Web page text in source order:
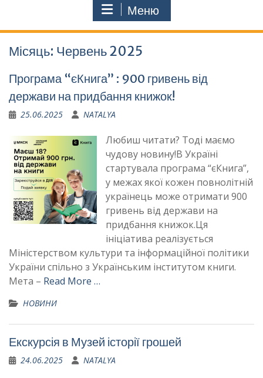
Меню
Місяць: Червень 2025
Програма “єКнига” : 900 гривень від
держави на придбання книжок!
25.06.2025 NATALYA
Любиш читати? Тоді маємо
чудову новину!В Україні
стартувала програма “єКнига”,
у межах якої кожен повнолітній
українець може отримати 900
гривень від держави на
придбання книжок.Ця
ініціатива реалізується
Міністерством культури та інформаційної політики
України спільно з Українським інститутом книги.
Мета – Read More …
НОВИНИ
Екскурсія в Музей історії грошей
24.06.2025 NATALYA